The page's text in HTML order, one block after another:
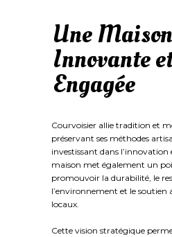
Une Maison
Innovante
Engagée
Courvoisier allie tradition et
préservant ses méthodes
investissant dans l’innovation
maison met également un
promouvoir la durabilité, le
l’environnement et le soutien
locaux.
Cette vision stratégique